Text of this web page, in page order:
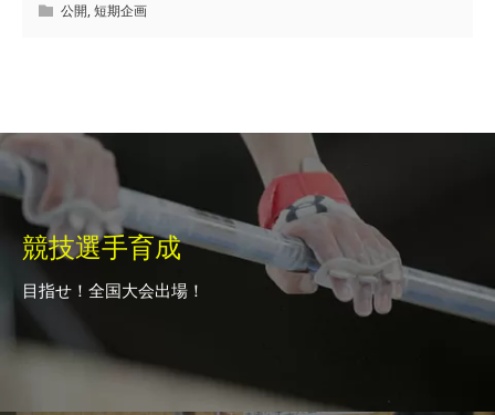
公開,短期企画
競技選手育成
目指せ！全国大会出場！